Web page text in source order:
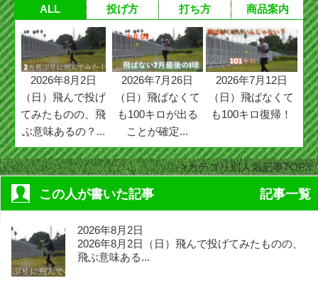
ALL 投げ方 打ち方 商品案内
2026年8月2日
（日）飛んで投げ
てみたものの、飛
ぶ意味あるの？...
2026年7月26日
（日）飛ばなくて
も100キロが出る
ことが確定...
2026年7月12日
（日）飛ばなくて
も100キロ復帰！
カテゴリ別人気記事TOP3
この人が書いた記事 記事一覧
2026年8月2日
2026年8月2日（日）飛んで投げてみたものの、
飛ぶ意味ある...